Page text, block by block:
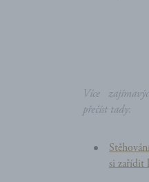
Více
přečíst tady:
si zařídit